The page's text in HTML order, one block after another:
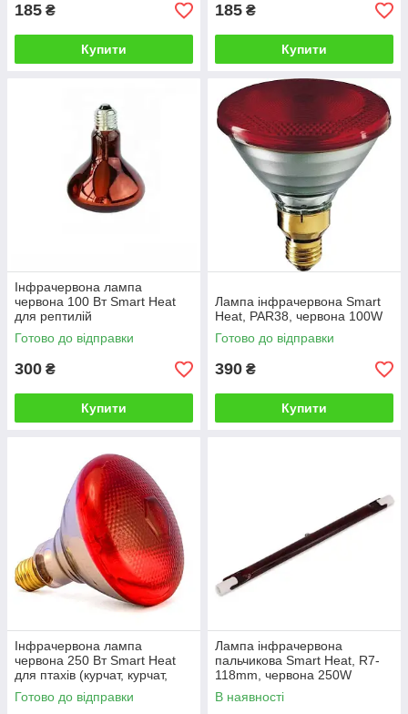
185 ₴
Купити
185 ₴
Купити
Інфрачервона лампа
червона 100 Вт Smart Heat
для рептилій
Готово до відправки
300 ₴
Купити
Лампа інфрачервона Smart
Heat, PAR38, червона 100W
Готово до відправки
390 ₴
Купити
Інфрачервона лампа
червона 250 Вт Smart Heat
для птахів (курчат, курчат,
курей, перепелів, бройлера) і
тварин
Готово до відправки
Лампа інфрачервона
пальчикова Smart Heat, R7-
118mm, червона 250W
В наявності